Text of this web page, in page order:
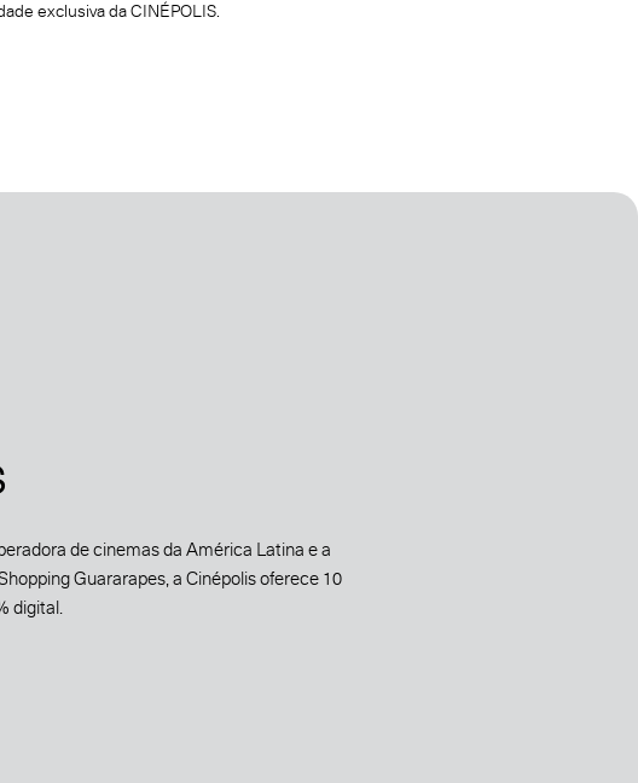
exclusiva da CINÉPOLIS.
de cinemas da América Latina e a
Guararapes, a Cinépolis oferece 10
digital.